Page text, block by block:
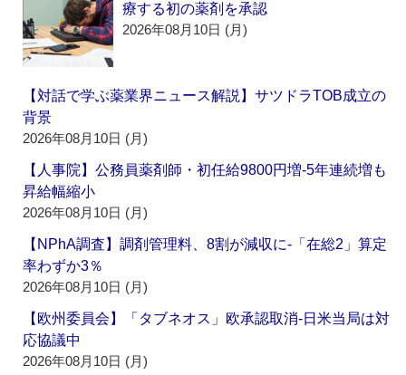
療する初の薬剤を承認
2026年08月10日 (月)
【対話で学ぶ薬業界ニュース解説】サツドラTOB成立の
背景
2026年08月10日 (月)
【人事院】公務員薬剤師・初任給9800円増‐5年連続増も
昇給幅縮小
2026年08月10日 (月)
【NPhA調査】調剤管理料、8割が減収に‐「在総2」算定
率わずか3％
2026年08月10日 (月)
【欧州委員会】「タブネオス」欧承認取消‐日米当局は対
応協議中
2026年08月10日 (月)